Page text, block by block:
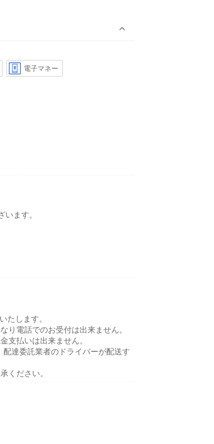
電子マネー
います。
たします。
り電話でのお受付は出来ません。
支払いは出来ません。
達委託業者のドライバーが配送す
ください。